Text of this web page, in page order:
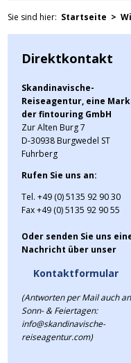
Sie sind hier: Startseite >
Direktkontakt
Skandinavische-
Reiseagentur, eine
der fintouring GmbH
Zur Alten Burg 7
D-30938 Burgwedel ST
Fuhrberg
Rufen Sie uns an:
Tel. +49 (0) 5135 92 90 30
Fax +49 (0) 5135 92 90 55
Oder senden Sie uns
Nachricht über unser
Kontaktformular
(Antworten per Mail auch an
Sonn- & Feiertagen:
info@skandinavische-
reiseagentur.com)